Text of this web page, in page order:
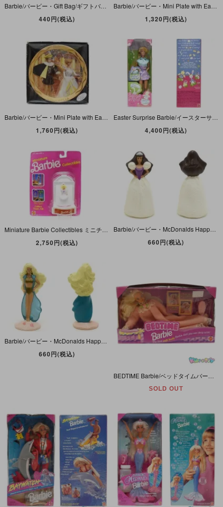
Barbie/バービー・Gift Bag/ギフトバッグ・紙袋(小)・Holiday/ホリデー・Christmas/クリスマス・約(15cm×11.5cm×11.2cm)・レッド・1997年
440円(税込) 1,320円(税込)
Barbie/バービー・Mini Plate with Easel/ミニプレートウィズイーゼル・CINDERELLA・1995年
1,760円(税込)
Easter Surprise Barbie/イースターサプライズバービー・1998年
4,400円(税込)
2,750円(税込) 660円(税込)
Barbie/バービー・McDonalds Happy Meal/マクドナルド ミールトイ・Sun Sensation Barbie/サンセンセーションバービー・ビーチ・1992年
660円(税込)
SOLD OUT